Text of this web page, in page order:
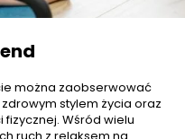
można zaobserwować
stylem życia oraz
Wśród wielu